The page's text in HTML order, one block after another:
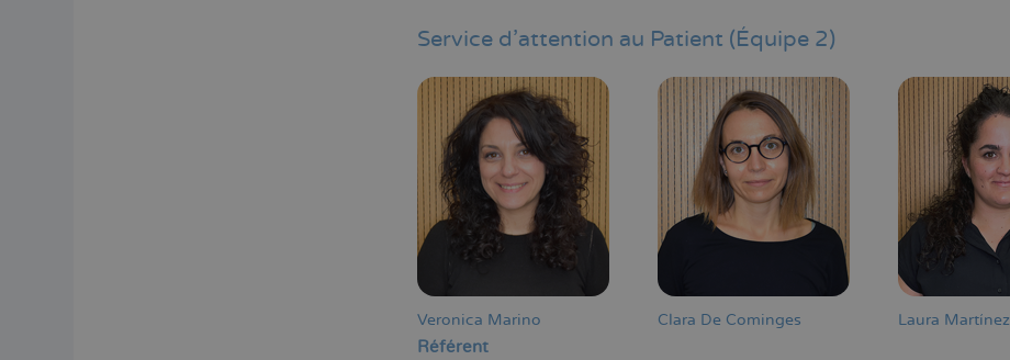
Service d'attention au Patient (Équipe 2)
Veronica Marino
Référent
Clara De Cominges Laura Martínez